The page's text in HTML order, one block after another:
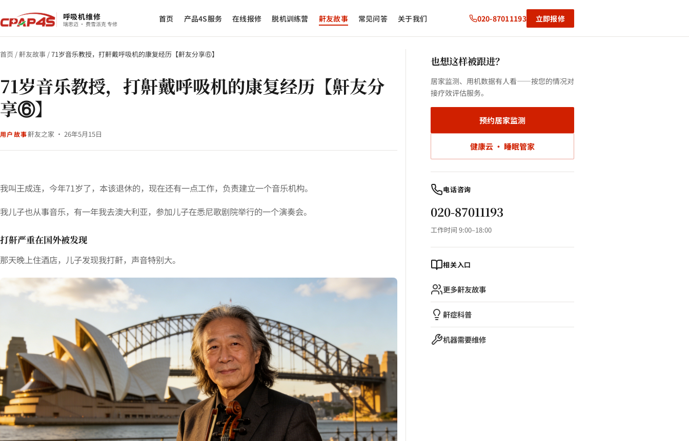
呼吸机维修
瑞思迈 · 费雪派克 专修
首页 产品4S服务 在线报修 脱机训练营 鼾友故事 常见问答 关于我们 020-87011193 立即报修
首页 /鼾友故事 /71岁音乐教授，打鼾戴呼吸机的康复经历【鼾友分享⑥】
71岁音乐教授，打鼾戴呼吸机的康复经历【鼾友分
享⑥】
用户故事鼾友之家 · 26年5月15日
我叫王成连，今年71岁了，本该退休的，现在还有一点工作，负责建立一个音乐机构。
我儿子也从事音乐，有一年我去澳大利亚，参加儿子在悉尼歌剧院举行的一个演奏会。
打鼾严重在国外被发现
那天晚上住酒店，儿子发现我打鼾，声音特别大。
也想这样被跟进？
居家监测、用机数据有人看——按您的情况对
接疗效评估服务。
预约居家监测
健康云 · 睡眠管家
电话咨询
020-87011193
工作时间 9:00–18:00
相关入口
更多鼾友故事
鼾症科普
机器需要维修